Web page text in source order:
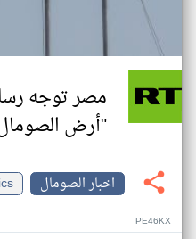
مصر توجه
"أرض
اخبار الصومال
PE46KX